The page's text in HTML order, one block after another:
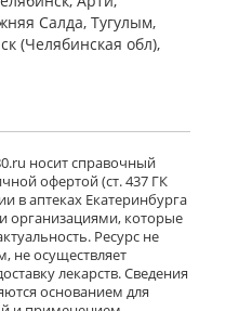
Салда, Тугулым,
(Челябинская обл),
носит справочный
офертой (ст. 437 ГК
в аптеках Екатеринбурга
организациями, которые
Ресурс не
не осуществляет
лекарств. Сведения
основанием для